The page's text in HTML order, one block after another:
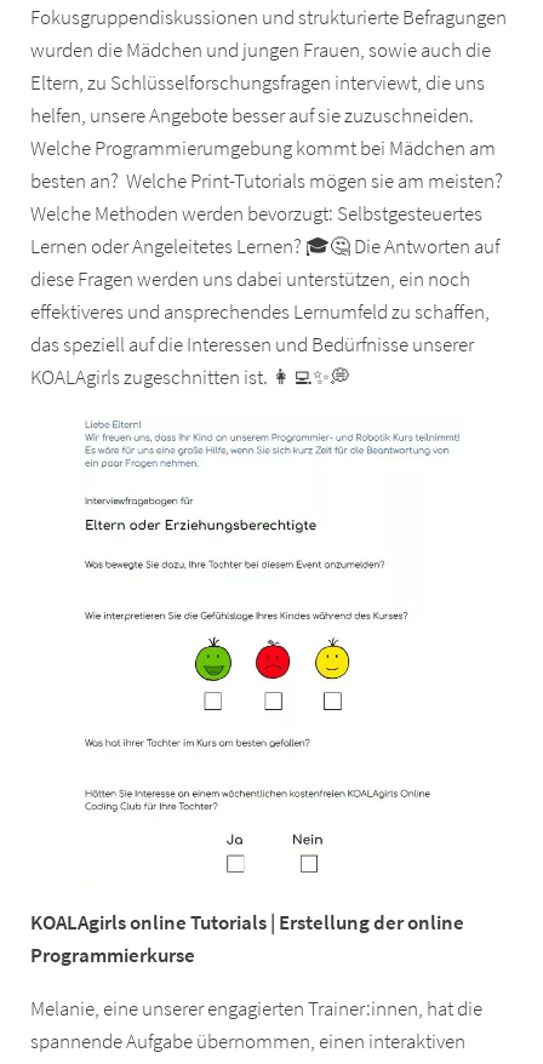
Fokusgruppendiskussionen und strukturierte Befragungen
wurden die Mädchen und jungen Frauen, sowie auch die
Eltern, zu Schlüsselforschungsfragen interviewt, die uns
helfen, unsere Angebote besser auf sie zuzuschneiden.
Welche Programmierumgebung kommt bei Mädchen am
besten an? Welche Print-Tutorials mögen sie am meisten?
Welche Methoden werden bevorzugt: Selbstgesteuertes
Lernen oder Angeleitetes Lernen? 🎓🤔 Die Antworten auf
diese Fragen werden uns dabei unterstützen, ein noch
effektiveres und ansprechendes Lernumfeld zu schaffen,
das speziell auf die Interessen und Bedürfnisse unserer
KOALAgirls zugeschnitten ist. 👩‍💻✨💭
KOALAgirls online Tutorials | Erstellung der online
Programmierkurse
Melanie, eine unserer engagierten Trainer:innen, hat die
spannende Aufgabe übernommen, einen interaktiven